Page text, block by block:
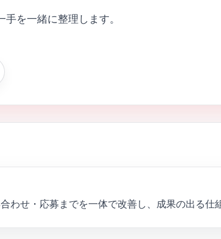
を一緒に整理します。
わせ・応募までを一体で改善し、成果の出る仕